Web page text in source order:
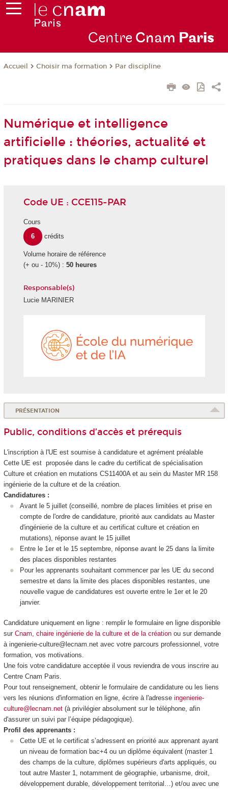
Centre Cnam Paris
Accueil Choisir ma formation Par discipline
Numérique et intelligence
artificielle : théories, actualité et
pratiques dans le champ culturel
Code UE : CCE115-PAR
Cours
6
crédits
Volume horaire de référence
(+ ou - 10%) : 50 heures
Responsable(s)
Lucie MARINIER
PRÉSENTATION
Public, conditions d’accès et prérequis
L'inscription à l'UE est soumise à candidature et agrémentpréalable
Cette UE est proposée dans le cadre du certificat de spécialisation
Culture et création en mutations CS11400A et au sein du Master MR 158
ingénierie de la culture et de la création.
Candidatures :
Avant le 5 juillet (conseillé, nombre de places limitées et prise en
compte de l'ordre de candidature, priorité aux candidats au Master
d'ingénierie de la culture et au certificat culture et création en
mutations), réponse avant le 15 juillet
Entre le 1er et le 15 septembre, réponse avant le 25 dans la limite
des places disponibles restantes
Pour les apprenants souhaitant commencer par les UE du second
semestre et dans la limite des places disponibles restantes, une
nouvelle vague de candidatures est ouverte entre le 1er et le 20
janvier.
Candidature uniquement en ligne : remplir le formulaire en ligne disponible
sur Cnam, chaire ingénierie de la culture et de la créationou sur demande
à ingenierie-culture@lecnam.net avec votre parcours professionnel, votre
formation, vos motivations.
Une fois votre candidature acceptée il vous reviendra de vous inscrire au
Centre Cnam Paris.
Pour tout renseignement, obtenir le formulaire de candidature ou les liens
vers les réunions d'information en ligne, écrire à l'adresse ingenierie-
culture@lecnam.net(à privilégier absolument sur le téléphone, afin
d'assurer un suivi par l’équipe pédagogique).
Profil des apprenants :
Cette UE et le certificat s’adressent en priorité aux apprenant ayant
un niveau de formation bac+4 ou un diplôme équivalent (master 1
des champs de la culture, diplômes supérieurs d'arts appliqués, ou
tout autre Master 1, notamment de géographie, urbanisme, droit,
développement durable, développement territorial…) et/ou avec une